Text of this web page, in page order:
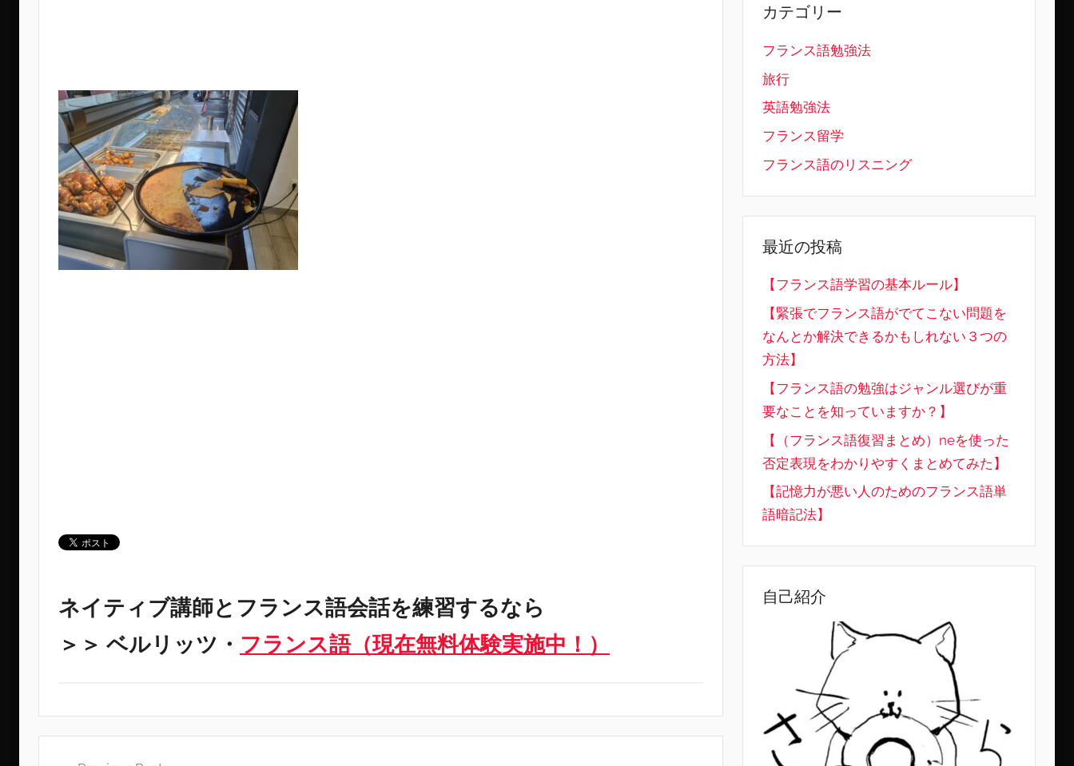
ネイティブ講師とフランス語会話を練習するなら
＞＞ ベルリッツ・ フランス語（現在無料体験実施中！）
カテゴリー
フランス語勉強法
旅行
英語勉強法
フランス留学
フランス語のリスニング
最近の投稿
【フランス語学習の基本ルール】
【緊張でフランス語がでてこない問題を
なんとか解決できるかもしれない３つの
方法】
【フランス語の勉強はジャンル選びが重
要なことを知っていますか？】
【（フランス語復習まとめ）neを使った
否定表現をわかりやすくまとめてみた】
【記憶力が悪い人のためのフランス語単
語暗記法】
自己紹介